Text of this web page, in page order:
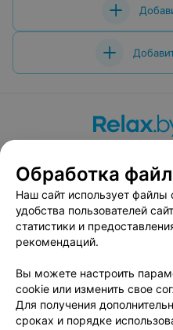
Вакансии
Публичный
Публичный договор
Связаться по
Написать
Персональные
Обработка
Наш сайт использует файлы
удобства пользователей
статистики и
рекомендаций.
Вы можете настроить
cookie или изменить свое
Для получения
сроках и порядке